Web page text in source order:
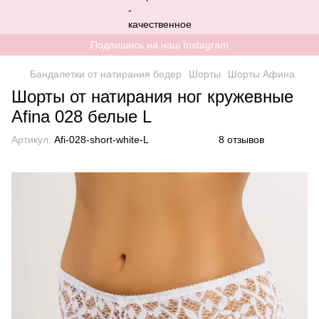
Подпишись на наш Instagram
Бандалетки от натирания бедер Шорты Шорты Афина
Шорты от натирания ног кружевные
Afina 028 белые L
Артикул: Afi-028-short-white-L 8 отзывов